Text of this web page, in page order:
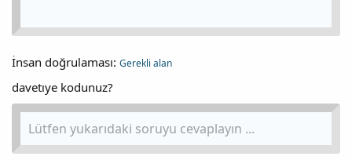
İnsan doğrulaması Gerekli alan
davetıye kodunuz?